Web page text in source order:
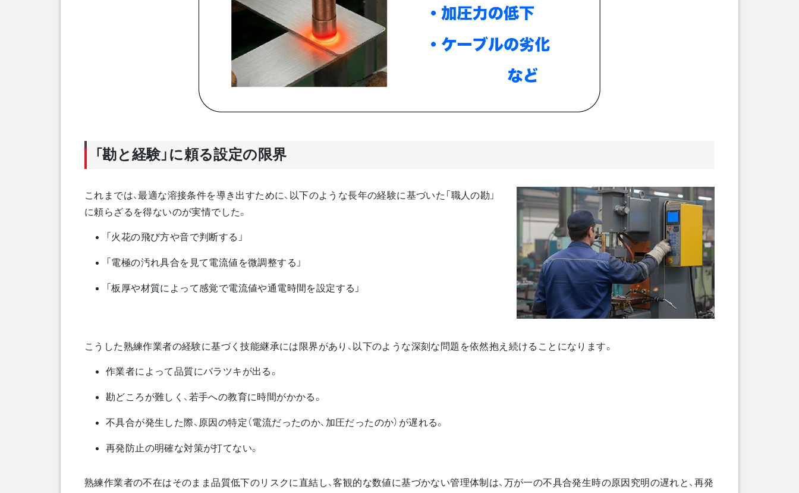
「勘と経験」に頼る設定の限界
これまでは、最適な溶接条件を導き出すために、以下のような長年の経験に基づいた「職人の勘」
に頼らざるを得ないのが実情でした。
「火花の飛び方や音で判断する」
「電極の汚れ具合を見て電流値を微調整する」
「板厚や材質によって感覚で電流値や通電時間を設定する」
こうした熟練作業者の経験に基づく技能継承には限界があり、以下のような深刻な問題を依然抱え続けることになります。
作業者によって品質にバラツキが出る。
勘どころが難しく、若手への教育に時間がかかる。
不具合が発生した際、原因の特定（電流だったのか、加圧だったのか）が遅れる。
再発防止の明確な対策が打てない。
熟練作業者の不在はそのまま品質低下のリスクに直結し、客観的な数値に基づかない管理体制は、万が一の不具合発生時の原因究明の遅れと、再発